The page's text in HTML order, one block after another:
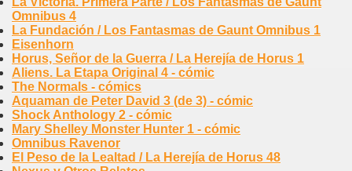
Omnibus 4
La Fundación / Los Fantasmas de Gaunt Omnibus 1
Eisenhorn
Horus, Señor de la Guerra / La Herejía de Horus 1
Aliens. La Etapa Original 4 - cómic
The Normals - cómics
Aquaman de Peter David 3 (de 3) - cómic
Shock Anthology 2 - cómic
Mary Shelley Monster Hunter 1 - cómic
Omnibus Ravenor
El Peso de la Lealtad / La Herejía de Horus 48